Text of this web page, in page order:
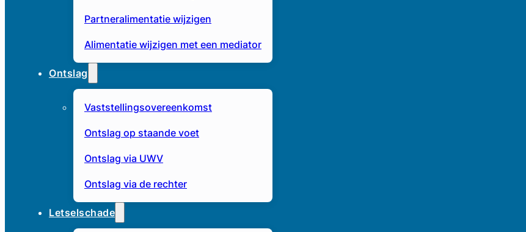
Partneralimentatie wijzigen
Alimentatie wijzigen met een mediator
Ontslag
Vaststellingsovereenkomst
Ontslag op staande voet
Ontslag via UWV
Ontslag via de rechter
Letselschade